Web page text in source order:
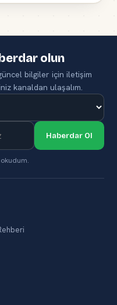
olun
bilgiler için iletişim
kanaldan ulaşalım.
Haberdar Ol